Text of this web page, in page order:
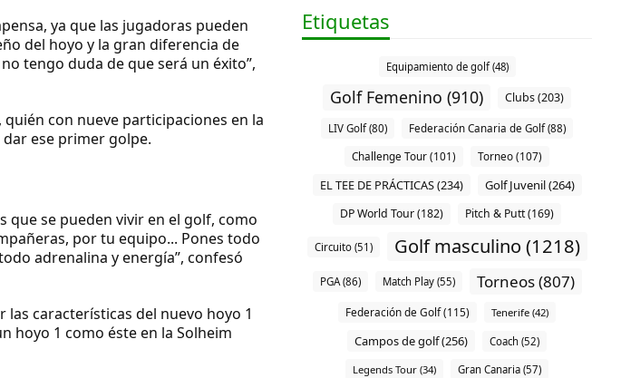
ya que las jugadoras pueden
del hoyo y la gran diferencia de
tengo duda de que será un éxito”,
con nueve participaciones en la
ese primer golpe.
que se pueden vivir en el golf, como
por tu equipo... Pones todo
adrenalina y energía”, confesó
características del nuevo hoyo 1
hoyo 1 como éste en la Solheim
Etiquetas
Equipamiento de golf (48)
Golf Femenino (910) Clubs (203)
LIV Golf (80) Federación Canaria de Golf (88)
Challenge Tour (101) Torneo (107)
EL TEE DE PRÁCTICAS (234) Golf Juvenil (264)
DP World Tour (182) Pitch & Putt (169)
Circuito (51) Golf masculino (1218)
PGA (86) Match Play (55) Torneos (807)
Federación de Golf (115) Tenerife (42)
Campos de golf (256) Coach (52)
Legends Tour (34) Gran Canaria (57)